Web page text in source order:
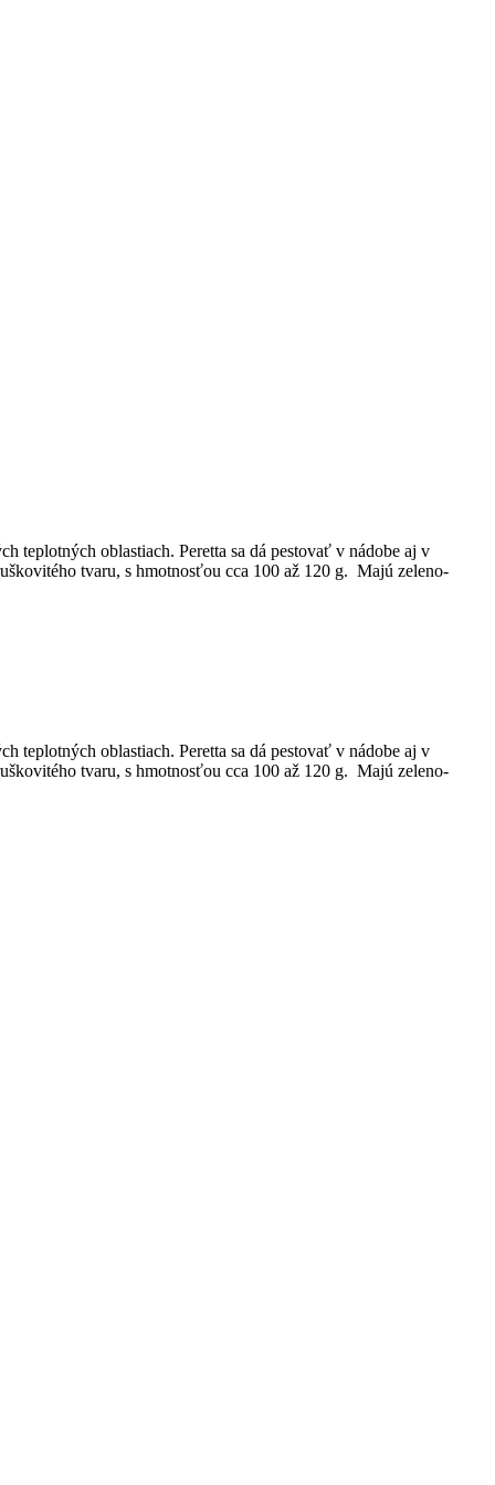
teplotných oblastiach. Peretta sa dá pestovať v nádobe aj v
tvaru, s hmotnosťou cca 100 až 120 g. Majú zeleno-
teplotných oblastiach. Peretta sa dá pestovať v nádobe aj v
tvaru, s hmotnosťou cca 100 až 120 g. Majú zeleno-